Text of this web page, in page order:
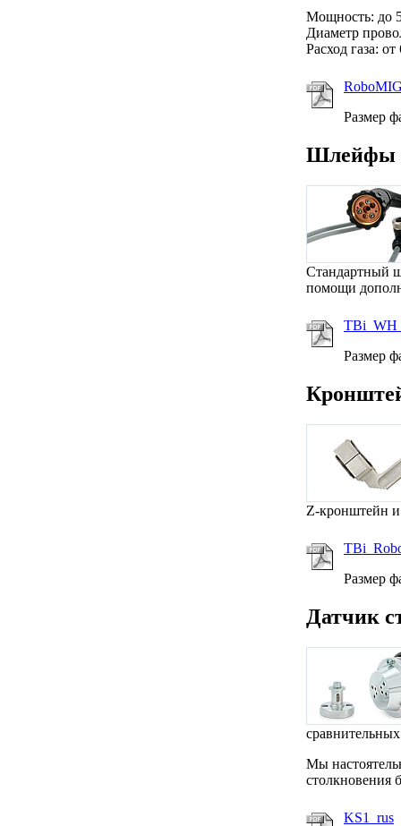
Мощность: до
Диаметр
Расход газа:
Размер
Шлейфы
Стандартный
помощи
Размер
Z-кронштейн
Размер
Датчик
Мы
столкновения
KS1_rus